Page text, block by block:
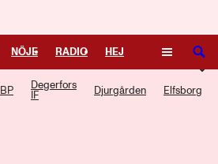
NÖJE RADIO HEJ
TV KULTUR LEDARE
SÖK
BP
Degerfors
IF
Djurgården Elfsborg